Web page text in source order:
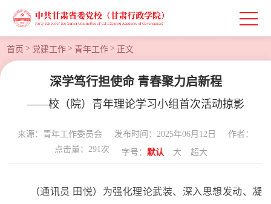
首页 > 党建工作 > 青年工作 > 正文
深学笃行担使命 青春聚力启新程
——校（院）青年理论学习小组首次活动掠影
来源：青年工作委员会 发布时间：2025年06月12日
作者：
点击量： 291次 字号： 默认 大 超大
（通讯员 田悦） 为强化理论武装、深入思想发动、凝